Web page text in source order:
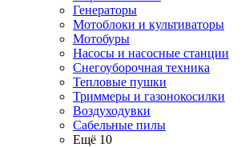
Генераторы
Мотоблоки и культиваторы
Мотобуры
Насосы и насосные станции
Снегоуборочная техника
Тепловые пушки
Триммеры и газонокосилки
Воздуходувки
Сабельные пилы
Ещё 10